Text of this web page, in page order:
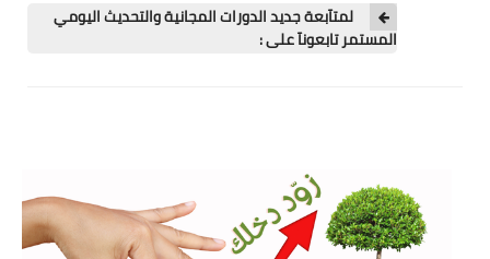
لمتآبعة جديد الدورات المجانية والتحديث اليومي
المستمر تابعونآ على :